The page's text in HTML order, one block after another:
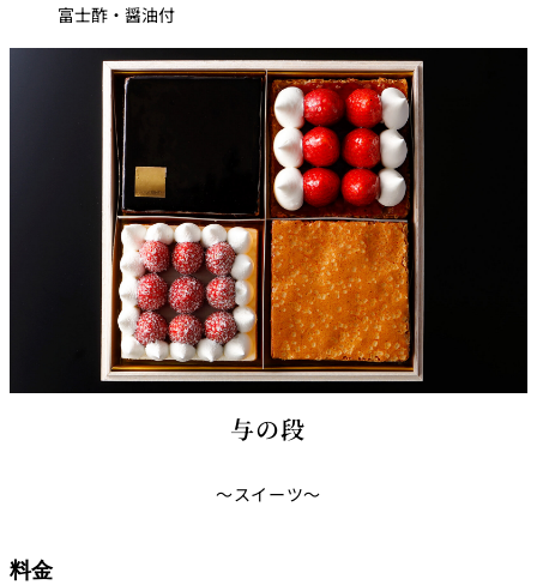
富士酢・醤油付
与の段
～スイーツ～
料金